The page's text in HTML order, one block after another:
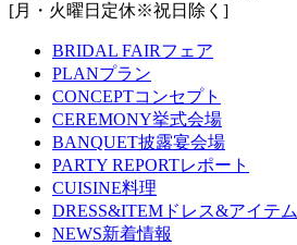
[月・火曜日定休※祝日除く]
BRIDAL FAIRフェア
PLANプラン
CONCEPTコンセプト
CEREMONY挙式会場
BANQUET披露宴会場
PARTY REPORTレポート
CUISINE料理
DRESS&ITEM ドレス&アイテム
NEWS新着情報